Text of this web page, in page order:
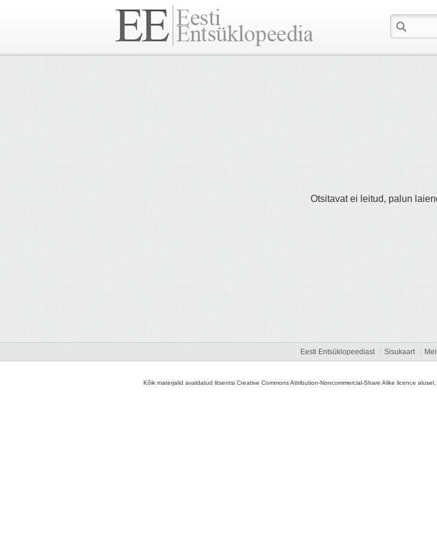
Otsitavat ei leitud, palun
Eesti Entsüklopeediast Sisukaart
Kõik materjalid avaldatud litsentsi Creative Commons Attribution-Noncommercial-Share Alike licence